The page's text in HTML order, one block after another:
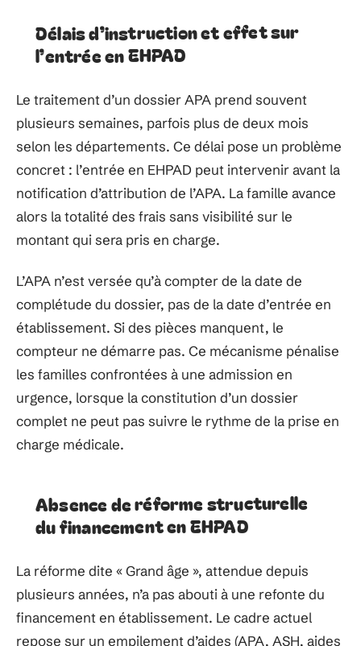
Délais d’instruction et effet sur
l’entrée en EHPAD
Le traitement d’un dossier APA prend souvent
plusieurs semaines, parfois plus de deux mois
selon les départements. Ce délai pose un problème
concret : l’entrée en EHPAD peut intervenir avant la
notification d’attribution de l’APA. La famille avance
alors la totalité des frais sans visibilité sur le
montant qui sera pris en charge.
L’APA n’est versée qu’à compter de la date de
complétude du dossier, pas de la date d’entrée en
établissement. Si des pièces manquent, le
compteur ne démarre pas. Ce mécanisme pénalise
les familles confrontées à une admission en
urgence, lorsque la constitution d’un dossier
complet ne peut pas suivre le rythme de la prise en
charge médicale.
Absence de réforme structurelle
du financement en EHPAD
La réforme dite « Grand âge », attendue depuis
plusieurs années, n’a pas abouti à une refonte du
financement en établissement. Le cadre actuel
repose sur un empilement d’aides (APA, ASH, aides